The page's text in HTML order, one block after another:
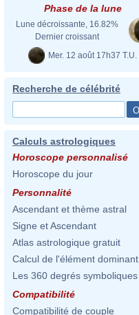
Phase de la lune
Lune décroissante, 16.82%
Dernier croissant
Mer. 12 août 17h37 T.U.
Recherche de célébrité
Calculs astrologiques
Horoscope personnalisé
Horoscope du jour
Personnalité
Ascendant et thème astral
Signe et Ascendant
Atlas astrologique gratuit
Calcul de l'élément dominant
Les 360 degrés symboliques
Compatibilité
Compatibilité de couple